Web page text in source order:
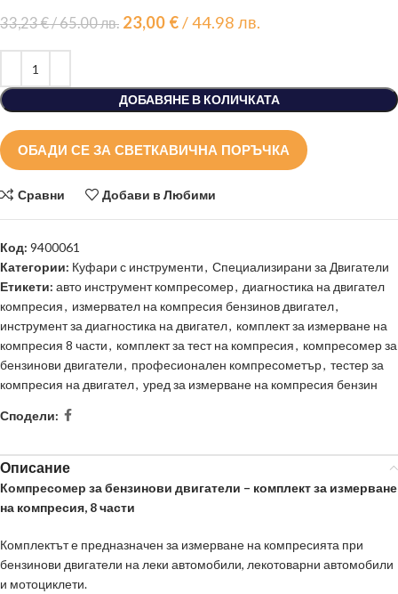
33,23€/ 65.00 лв. 23,00 €/ 44.98 лв.
ДОБАВЯНЕ В КОЛИЧКАТА
ОБАДИ СЕ ЗА СВЕТКАВИЧНА ПОРЪЧКА
Сравни Добави в Любими
Код: 9400061
Категории: Куфари с инструменти, Специализирани за Двигатели
Етикети: авто инструмент компресомер, диагностика на двигател
компресия, измервател на компресия бензинов двигател,
инструмент за диагностика на двигател, комплект за измерване на
компресия 8 части, комплект за тест на компресия, компресомер за
бензинови двигатели, професионален компресометър, тестер за
компресия на двигател, уред за измерване на компресия бензин
Сподели:
Описание
Компресомер за бензинови двигатели – комплект за измерване
на компресия, 8 части
Комплектът е предназначен за измерване на компресията при
бензинови двигатели на леки автомобили, лекотоварни автомобили
и мотоциклети.